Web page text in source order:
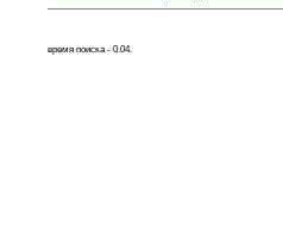
время поиска - 0.04.